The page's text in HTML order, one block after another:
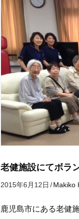
老健施設にてボラ
2015年6月12日 /Makiko
鹿児島市にある老健